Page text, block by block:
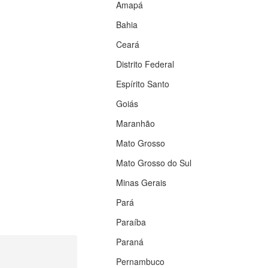
Amapá
Bahia
Ceará
Distrito Federal
Espírito Santo
Goiás
Maranhão
Mato Grosso
Mato Grosso do Sul
Minas Gerais
Pará
Paraíba
Paraná
Pernambuco